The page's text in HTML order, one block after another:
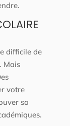
difficile de
Mais
votre
sa